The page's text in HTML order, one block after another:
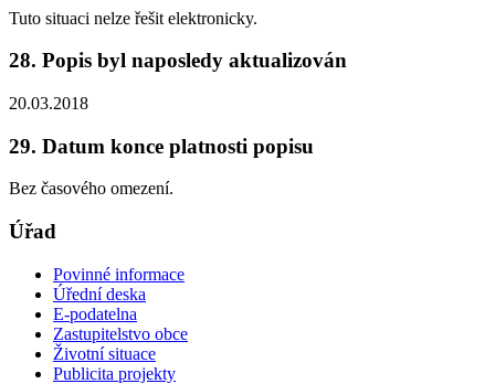
Tuto situaci nelze řešit elektronicky.
28. Popis byl naposledy aktualizován
20.03.2018
29. Datum konce platnosti popisu
Bez časového omezení.
Úřad
Povinné informace
Úřední deska
E-podatelna
Zastupitelstvo obce
Životní situace
Publicita projekty